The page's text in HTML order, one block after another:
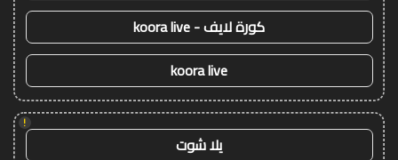
كورة لايف - koora live
koora live
!
يلا شوت